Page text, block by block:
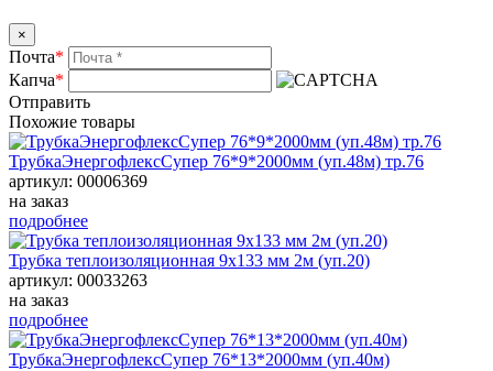
×
Почта*
Капча*
Отправить
Похожие товары
ТрубкаЭнергофлексСупер 76*9*2000мм (уп.48м) тр.76
артикул: 00006369
на заказ
подробнее
Трубка теплоизоляционная 9х133 мм 2м (уп.20)
артикул: 00033263
на заказ
подробнее
ТрубкаЭнергофлексСупер 76*13*2000мм (уп.40м)